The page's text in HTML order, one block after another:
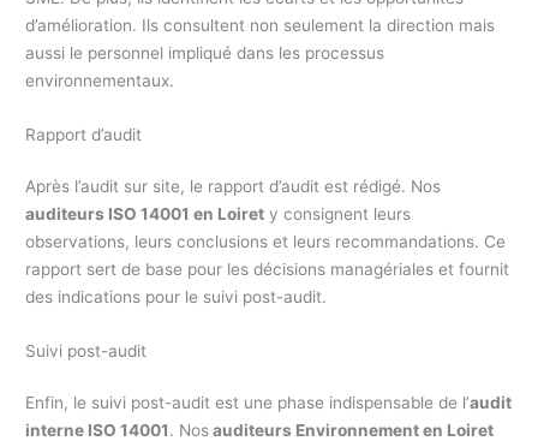
d’amélioration. Ils consultent non seulement la direction mais
aussi le personnel impliqué dans les processus
environnementaux.
Rapport d’audit
Après l’audit sur site, le rapport d’audit est rédigé. Nos
auditeurs ISO 14001 en Loiret y consignent leurs
observations, leurs conclusions et leurs recommandations. Ce
rapport sert de base pour les décisions managériales et fournit
des indications pour le suivi post-audit.
Suivi post-audit
Enfin, le suivi post-audit est une phase indispensable de l’audit
interne ISO 14001. Nosauditeurs Environnement en Loiret